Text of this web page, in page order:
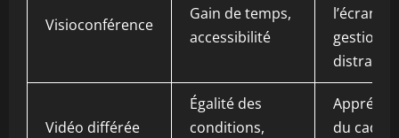
Visioconférence
Gain de temps,
accessibilité
l’écran,
gestion
Vidéo différée
Égalité des
conditions,
du cadre